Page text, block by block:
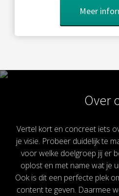
Meer
Over
Vertel kort en concreet iets
je visie. Probeer duidelijk te
voor welke doelgroep jij er
oplost en met name wat je
Ook is dit een perfecte plek
content te geven. Daarmee